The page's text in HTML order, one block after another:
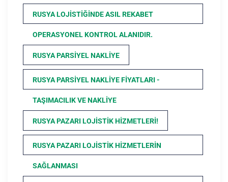
RUSYA LOJISTIĞINDE ASIL REKABET
OPERASYONEL KONTROL ALANIDIR.
RUSYA PARSIYEL NAKLIYE
RUSYA PARSIYEL NAKLIYE FIYATLARI -
TAŞIMACILIK VE NAKLIYE
RUSYA PAZARI LOJISTIK HIZMETLERI!
RUSYA PAZARI LOJISTIK HIZMETLERIN
SAĞLANMASI